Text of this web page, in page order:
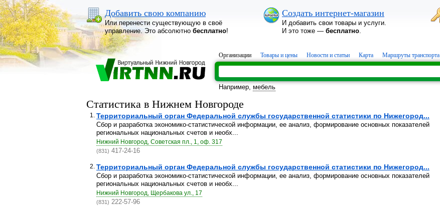
Добавить свою компанию
Или перенести существующую в своё
управление. Это абсолютно бесплатно!
Создать интернет-магазин
И добавить свои товары и услуги.
И это тоже — бесплатно.
Организации Товары и цены Новости и статьи Карта Маршруты транспорта
Например, мебель
Статистика в Нижнем Новгороде
1. Территориальный орган Федеральной службы государственной статистики по Нижегород...
Сбор и разработка экономико-статистической информации, ее анализ, формирование основных показателей
региональных национальных счетов и необх...
Нижний Новгород, Советская пл., 1, оф. 317
(831) 417-24-16
2. Территориальный орган Федеральной службы государственной статистики по Нижегород...
Сбор и разработка экономико-статистической информации, ее анализ, формирование основных показателей
региональных национальных счетов и необх...
Нижний Новгород, Щербакова ул., 17
(831) 222-57-96